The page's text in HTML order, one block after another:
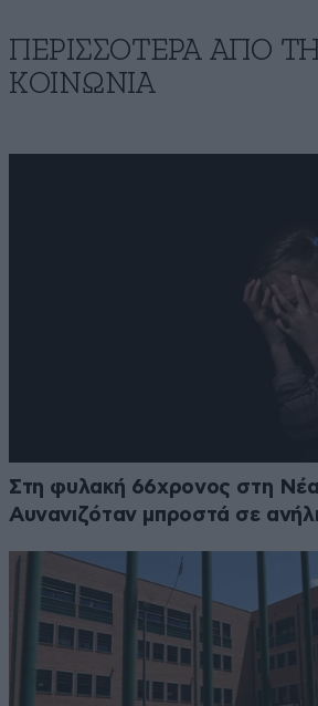
ΠΕΡΙΣΣΟΤΕΡΑ ΑΠΟ
ΚΟΙΝΩΝΙΑ
Στη φυλακή 66χρονος στη
Αυνανιζόταν μπροστά σε